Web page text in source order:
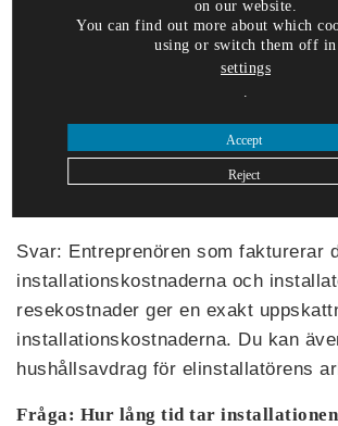
vattendriven element-, golv-, tak- eller
fönstervärme. Det kan dessutom styra
luftvärmepumpar,
och övervaka vattenläckage.
användas med alla märken och
uppvärmningsanordningar.
Svar: Entreprenören som fakturerar
installationskostnaderna och
resekostnader ger en exakt
installationskostnaderna. Du kan
hushållsavdrag för elinstallatörens
Fråga: Hur lång tid tar
on our website.
You can find out more about which
using or switch them off in
settings
Accept
Reject